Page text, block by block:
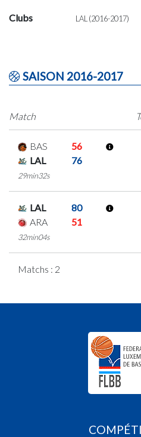
Clubs LAL (2016-2017)
SAISON 2016-2017
Match
BAS
56
LAL
76
29min32s
LAL
80
ARA
51
32min04s
Matchs : 2